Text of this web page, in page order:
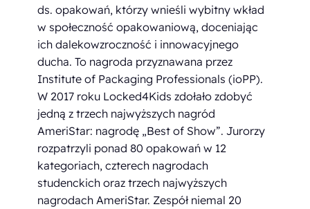
ds. opakowań, którzy wnieśli wybitny wkład
w społeczność opakowaniową, doceniając
ich dalekowzroczność i innowacyjnego
ducha. To nagroda przyznawana przez
Institute of Packaging Professionals (ioPP).
W 2017 roku Locked4Kids zdołało zdobyć
jedną z trzech najwyższych nagród
AmeriStar: nagrodę „Best of Show”. Jurorzy
rozpatrzyli ponad 80 opakowań w 12
kategoriach, czterech nagrodach
studenckich oraz trzech najwyższych
nagrodach AmeriStar. Zespół niemal 20